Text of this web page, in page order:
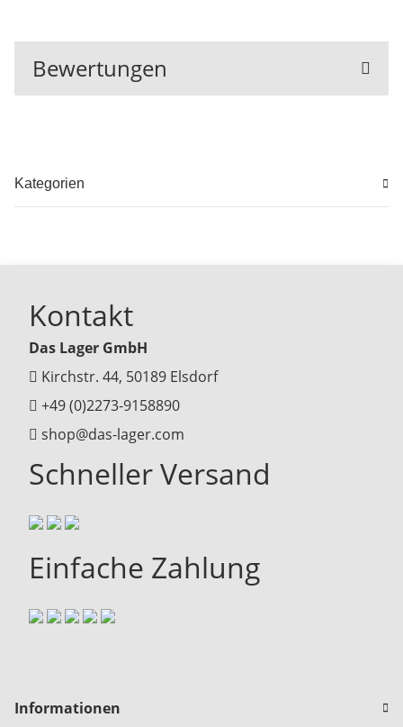
Bewertungen
Kategorien
Kontakt
Das Lager GmbH
Kirchstr. 44, 50189 Elsdorf
+49 (0)2273-9158890
shop@das-lager.com
Schneller Versand
Einfache Zahlung
Informationen